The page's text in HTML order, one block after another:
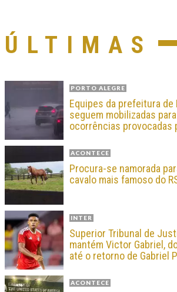
ÚLTIMAS
PORTO ALEGRE
Equipes da prefeitura de
seguem mobilizadas
ocorrências provocadas
ACONTECE
Procura-se namorada
cavalo mais famoso do
INTER
Superior Tribunal de
mantém Victor Gabriel,
até o retorno de Gabriel
ACONTECE